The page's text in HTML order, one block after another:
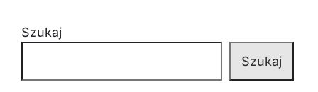
wpisach
Szukaj
Szukaj